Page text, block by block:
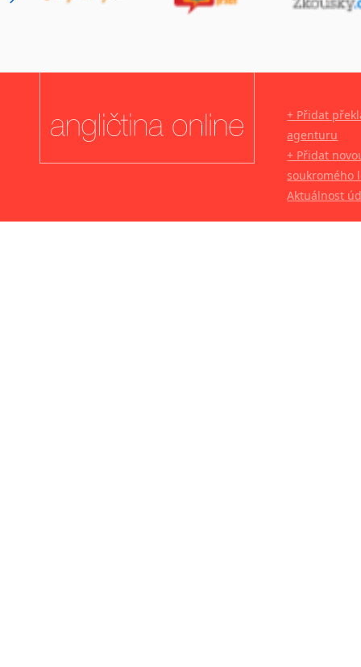
Thajština
Tigriňňa
Turečtina
Turkménština
Uzbečtina
+ Přidat
agenturu
+ Přidat
soukromého
Aktuálnost